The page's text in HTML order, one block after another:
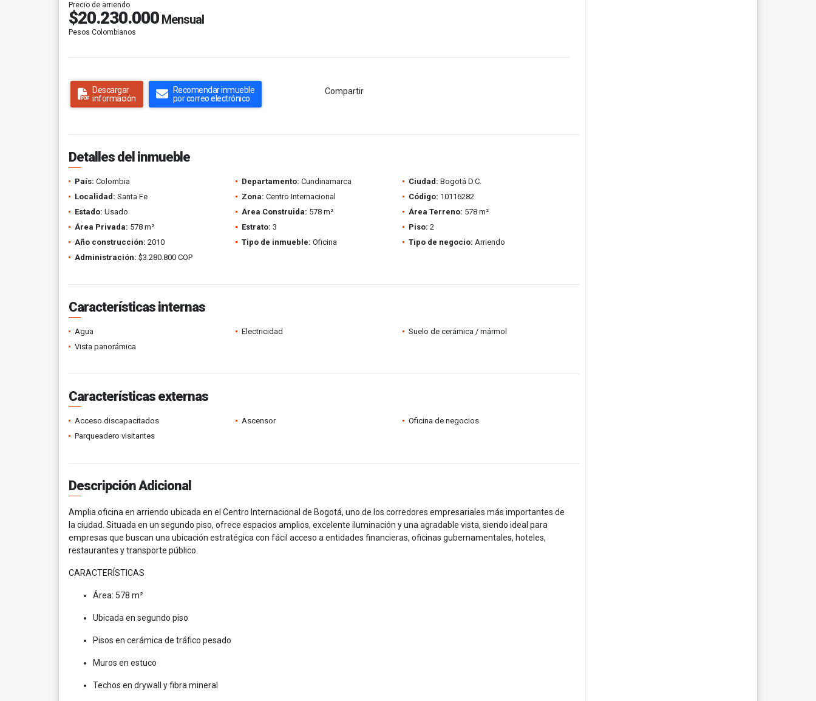
Precio de arriendo
$20.230.000 Mensual
Pesos Colombianos
Descargar
información
Recomendar inmueble
por correo electrónico
Compartir
Detalles del inmueble
País: Colombia Departamento: Cundinamarca Ciudad: Bogotá D.C.
Localidad: Santa Fe Zona: Centro Internacional Código: 10116282
Estado: Usado Área Construida: 578 m² Área Terreno: 578 m²
Área Privada: 578 m² Estrato: 3 Piso: 2
Año construcción: 2010 Tipo de inmueble: Oficina Tipo de negocio: Arriendo
Administración: $3.280.800 COP
Características internas
Agua Electricidad
Suelo de cerámica / mármol
Vista panorámica
Características externas
Acceso discapacitados Ascensor
Oficina de negocios
Parqueadero visitantes
Descripción Adicional
Amplia oficina en arriendo ubicada en el Centro Internacional de Bogotá, uno de los corredores empresariales más importantes de
la ciudad. Situada en un segundo piso, ofrece espacios amplios, excelente iluminación y una agradable vista, siendo ideal para
empresas que buscan una ubicación estratégica con fácil acceso a entidades financieras, oficinas gubernamentales, hoteles,
restaurantes y transporte público.
CARACTERÍSTICAS
Área: 578 m²
Ubicada en segundo piso
Pisos en cerámica de tráfico pesado
Muros en estuco
Techos en drywall y fibra mineral